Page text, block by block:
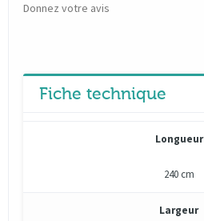
Donnez votre avis
Fiche technique
Longueur
240 cm
Largeur